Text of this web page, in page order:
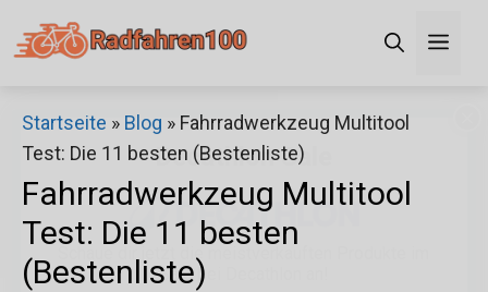
Inhalt
Startseite » Blog » Fahrradwerkzeug Multitool
Test: Die 11 besten (Bestenliste)
Fahrradwerkzeug Multitool
Test: Die 11 besten
(Bestenliste)
Decathlon Sale
Schaue dir jetzt die meistverkauften Produkte im
Sale bei Decathlon an!